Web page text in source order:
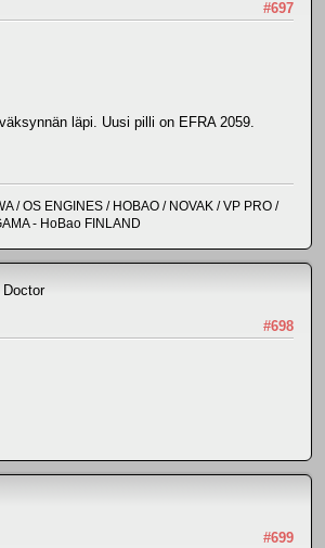
#697
läpi. Uusi pilli on EFRA 2059.
/ OS ENGINES / HOBAO / NOVAK / VP PRO /
- HoBao FINLAND
Doctor
#698
#699